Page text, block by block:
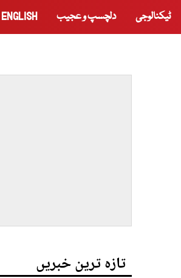
ٹیکنالوجی دلچسپ و عجیب
تازہ ترین خبریں